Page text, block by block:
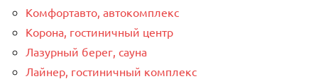
Комфортавто, автокомплекс
Корона, гостиничный центр
Лазурный берег, сауна
Лайнер, гостиничный комплекс